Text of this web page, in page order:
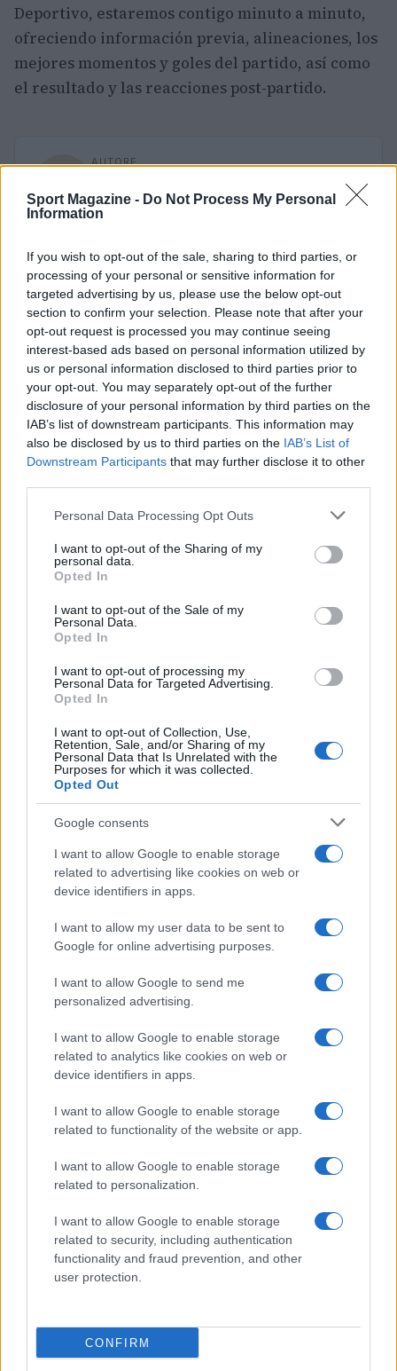
Sport Magazine - Do Not Process My Personal
Information
If you wish to opt-out of the sale, sharing to third parties, or
processing of your personal or sensitive information for
targeted advertising by us, please use the below opt-out
section to confirm your selection. Please note that after your
opt-out request is processed you may continue seeing
interest-based ads based on personal information utilized by
us or personal information disclosed to third parties prior to
your opt-out. You may separately opt-out of the further
disclosure of your personal information by third parties on the
IAB’s list of downstream participants. This information may
also be disclosed by us to third parties on the IAB’s List of
Downstream Participants that may further disclose it to other
Please note that this website/app uses one or more Google
not limited to your visit or usage behaviour. You may click to
grant or deny consent to Google and its third-party tags to
use your data for below specified purposes in below Google
consent section.
Personal Data Processing Opt Outs
I want to opt-out of the Sharing of my
personal data.
Opted In
I want to opt-out of the Sale of my
Personal Data.
Opted In
I want to opt-out of processing my
Personal Data for Targeted Advertising.
Opted In
I want to opt-out of Collection, Use,
Retention, Sale, and/or Sharing of my
Personal Data that Is Unrelated with the
Purposes for which it was collected.
Opted Out
Google consents
I want to allow Google to enable storage
related to advertising like cookies on web or
device identifiers in apps.
I want to allow my user data to be sent to
Google for online advertising purposes.
I want to allow Google to send me
personalized advertising.
I want to allow Google to enable storage
related to analytics like cookies on web or
device identifiers in apps.
I want to allow Google to enable storage
related to functionality of the website or app.
I want to allow Google to enable storage
related to personalization.
I want to allow Google to enable storage
related to security, including authentication
functionality and fraud prevention, and other
user protection.
CONFIRM
Deportivo, estaremos contigo minuto a minuto,
ofreciendo información previa, alineaciones, los
mejores momentos y goles del partido, así como
el resultado y las reacciones post-partido.
AUTORE
Continua a leggere
NOTIZIE
Governo italiano insiste su neutralità tecnologica per
auto elettriche e ibride
NOTIZIE
Scoperte carcasse di moto e motori in container
destinati al Senegal